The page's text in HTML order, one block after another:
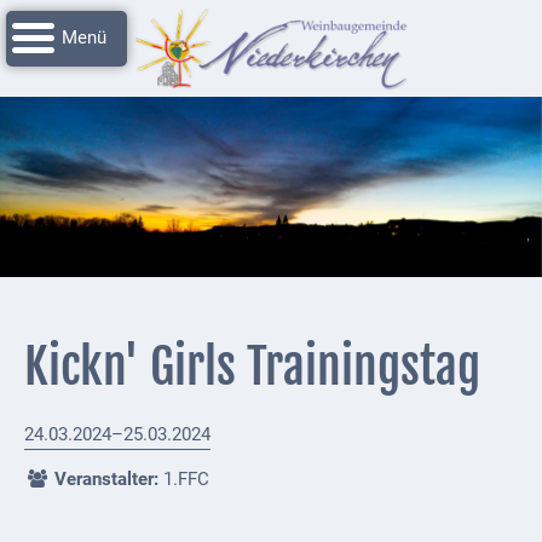
Navigation
überspringen
Startseite
Grussworte
Rathaus
Unser
Niederkirchen
Impressionen
Nachrichtenarchiv
Deidesheim
Kickn' Girls Trainingstag
24.03.2024–25.03.2024
Veranstalter: 1.FFC